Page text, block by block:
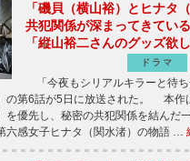
「磯貝（横山裕）とヒナタ
共犯関係が深まってきている
「縦山裕二さんのグッズ欲し
ドラマ
「今夜もシリアルキラーと待
の第6話が5日に放送された。 本作
を優先し、秘密の共犯関係を結んだ
六感女子ヒナタ（関水渚）の物語 …